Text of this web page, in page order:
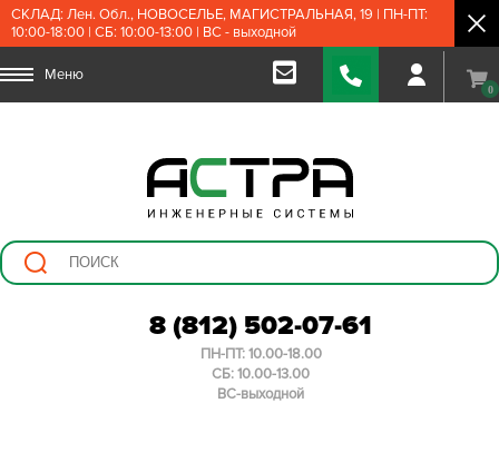
СКЛАД: Лен. Обл., НОВОСЕЛЬЕ, МАГИСТРАЛЬНАЯ, 19 | ПН-ПТ:
10:00-18:00 | СБ: 10:00-13:00 | ВС - выходной
Меню
0
8 (812) 502-07-61
ПН-ПТ: 10.00-18.00
СБ: 10.00-13.00
ВС-выходной